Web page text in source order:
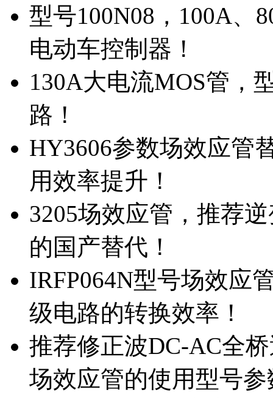
型号100N08，100A、
电动车控制器！
130A大电流MOS管，
路！
HY3606参数场效应管
用效率提升！
3205场效应管，推荐
的国产替代！
IRFP064N型号场效应
级电路的转换效率！
推荐修正波DC-AC全
场效应管的使用型号参